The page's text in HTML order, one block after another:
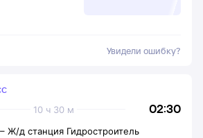
Увидели ошибку?
02:30
10 ч 30 м
– Ж/д станция Гидростроитель